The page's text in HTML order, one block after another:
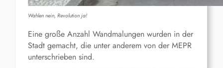
Wahlen nein, Revolution ja!
Eine große Anzahl Wandmalungen wurden in der
Stadt gemacht, die unter anderem von der MEPR
unterschrieben sind.